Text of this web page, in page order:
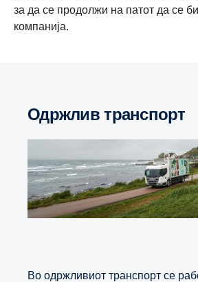
за да се продолжи на патот да се
компанија.
Одржлив транспорт
Во одржливиот транспорт се